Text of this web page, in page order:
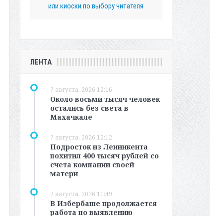
или киоски по выбору читателя
ЛЕНТА
7 августа, 2026 12:16
Около восьми тысяч человек
остались без света в
Махачкале
7 августа, 2026 12:12
Подросток из Ленинкента
похитил 400 тысяч рублей со
счета компании своей
матери
7 августа, 2026 11:49
В Избербаше продолжается
работа по выявлению